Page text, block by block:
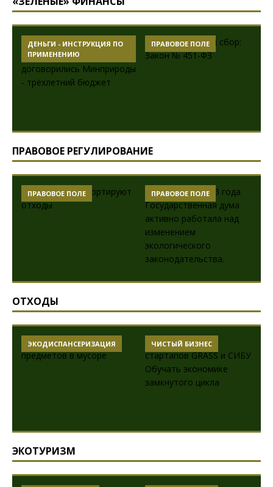
ДЕНЬГИ - ИНСТРУКЦИЯ ПО
ПРИМЕНЕНИЮ
ПРАВОВОЕ ПОЛЕ
ПРАВОВОЕ РЕГУЛИРОВАНИЕ
ПРАВОВОЕ ПОЛЕ ПРАВОВОЕ ПОЛЕ
ОТХОДЫ
ЭКОДИСПАНСЕРИЗАЦИЯ ЧИСТЫЙ БИЗНЕС
ЭКОТУРИЗМ